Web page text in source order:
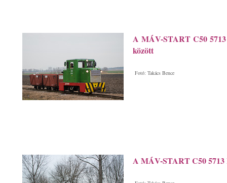
A MÁV-START C50 5713
között
Fotó: Takács Bence
A MÁV-START C50 5713